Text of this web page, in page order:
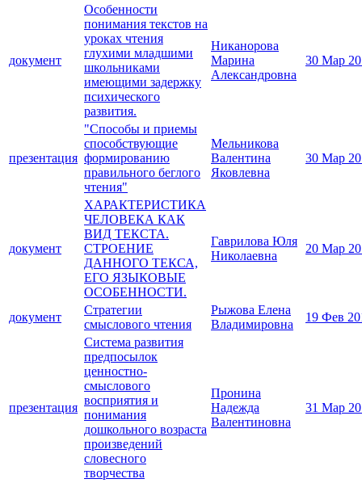
документ
Особенности
понимания текстов на
уроках чтения
глухими младшими
школьниками
имеющими задержку
психического
развития.
Никанорова
Марина
Александровна
30 Мар
презентация
"Способы и приемы
способствующие
формированию
правильного беглого
чтения"
Мельникова
Валентина
Яковлевна
30 Мар
документ
ХАРАКТЕРИСТИКА
ЧЕЛОВЕКА КАК
ВИД ТЕКСТА.
СТРОЕНИЕ
ДАННОГО ТЕКСА,
ЕГО ЯЗЫКОВЫЕ
ОСОБЕННОСТИ.
Гаврилова Юля
Николаевна
20 Мар
документ
Стратегии
смыслового чтения
Рыжова Елена
Владимировна
19 Фев
презентация
Система развития
предпосылок
ценностно-
смыслового
восприятия и
понимания
дошкольного возраста
произведений
словесного
творчества
Пронина
Надежда
Валентиновна
31 Мар